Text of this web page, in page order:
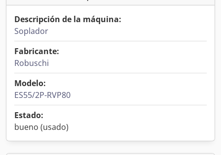
Descripción de la máquina:
Soplador
Fabricante:
Robuschi
Modelo:
ES55/2P-RVP80
Estado:
bueno (usado)